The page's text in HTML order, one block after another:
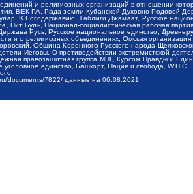
и религиозных организаций в отношении
ВЕК РА, Рада земли Кубанской Духовно Родовой
К Богодержавию, Таблиги Джамаат, Русское
Пит Буль, Национал-социалистическая рабочая
Русь, Русское национальное единство,
и о религиозных объединениях, Омская
Община Коренного Русского народа
Иеговы, О противодействии экстремистской
правозащитная группа МПГ, Курсом Правды и
уголовное единство, Башкорт, Нация и свобода,
documents/7822/ данные на 06.08.2021